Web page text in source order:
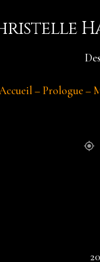
–Prologue–
my_location